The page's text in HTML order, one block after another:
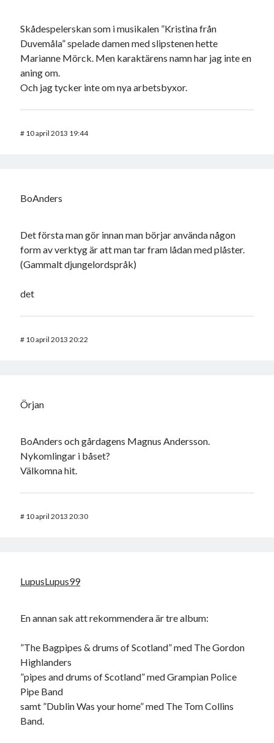
Skådespelerskan som i musikalen ”Kristina från
Duvemåla” spelade damen med slipstenen hette
Marianne Mörck. Men karaktärens namn har jag inte en
aning om.
Och jag tycker inte om nya arbetsbyxor.
# 10 april 2013 19:44
BoAnders
Det första man gör innan man börjar använda någon
form av verktyg är att man tar fram lådan med plåster.
(Gammalt djungelordspråk)
det
# 10 april 2013 20:22
Örjan
BoAnders och gårdagens Magnus Andersson.
Nykomlingar i båset?
Välkomna hit.
# 10 april 2013 20:30
LupusLupus99
En annan sak att rekommendera är tre album:
”The Bagpipes & drums of Scotland” med The Gordon
Highlanders
”pipes and drums of Scotland” med Grampian Police
Pipe Band
samt ”Dublin Was your home” med The Tom Collins
Band.